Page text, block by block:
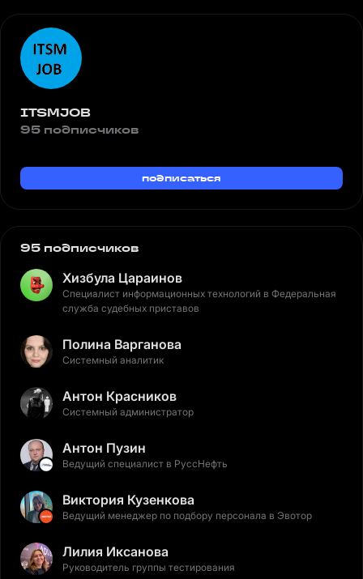
ITSMJOB
95 подписчиков
подписаться
95 подписчиков
Хизбула Цараинов
Специалист информационных технологий в Федеральная
служба судебных приставов
Полина Варганова
Системный аналитик
Антон Красников
Системный администратор
Антон Пузин
Ведущий специалист в РуссНефть
Виктория Кузенкова
Ведущий менеджер по подбору персонала в Эвотор
Лилия Иксанова
Руководитель группы тестирования